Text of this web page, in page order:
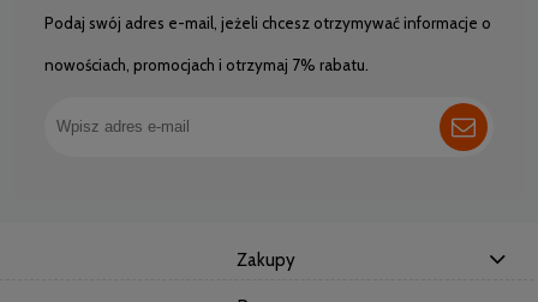
Podaj swój adres e-mail, jeżeli chcesz otrzymywać informacje o
nowościach, promocjach i otrzymaj 7% rabatu.
Zakupy